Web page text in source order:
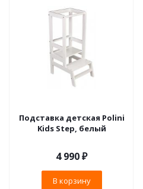
Подставка детская Polini
Kids Step, белый
4 990₽
В корзину